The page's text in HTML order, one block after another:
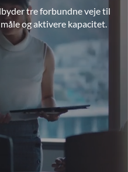
tre forbundne veje til
og aktivere kapacitet.